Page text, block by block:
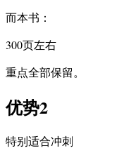
而本书：
300页左右
重点全部保留。
优势2
特别适合冲刺